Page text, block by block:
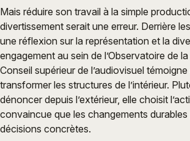
Mais réduire son travail à la simple
divertissement serait une erreur. Derrière
une réflexion sur la représentation et la
engagement au sein de l’Observatoire de
Conseil supérieur de l’audiovisuel
transformer les structures de l’intérieur.
dénoncer depuis l’extérieur, elle choisit
convaincue que les changements durables
décisions concrètes.